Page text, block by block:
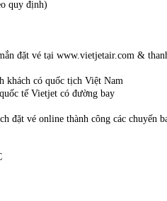
quy định)
đặt vé tại www.vietjetair.com &
khách có quốc tịch Việt Nam
tế Vietjet có đường bay
đặt vé online thành công các